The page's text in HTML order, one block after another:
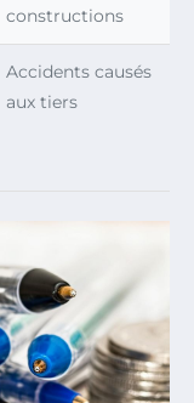
constructions
Accidents causés
aux tiers